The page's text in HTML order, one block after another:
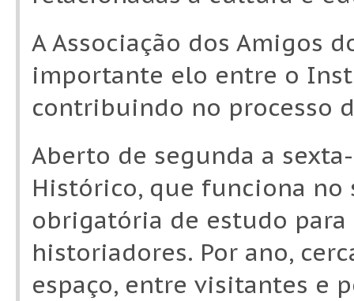
A Associação dos Amigos
importante elo entre o
contribuindo no processo
Aberto de segunda a
Histórico, que funciona no
obrigatória de estudo
historiadores. Por ano,
espaço, entre visitantes e